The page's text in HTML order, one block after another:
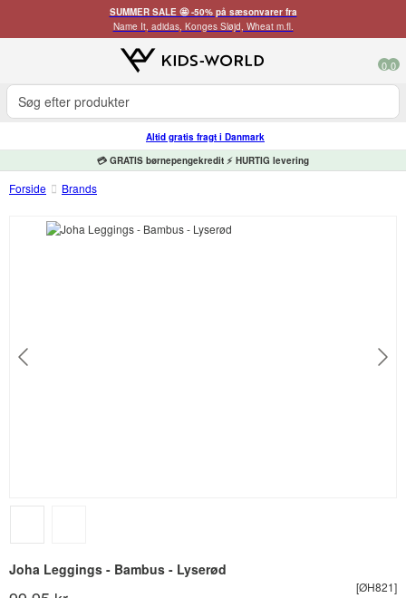
SUMMER SALE 🤩 -50% på sæsonvarer fra
Name It, adidas, Konges Sløjd, Wheat m.fl.
0 0
Altid gratis fragt i Danmark
💳 GRATIS børnepengekredit ⚡ HURTIG levering
Forside Brands
Joha Leggings - Bambus - Lyserød
[ØH821]